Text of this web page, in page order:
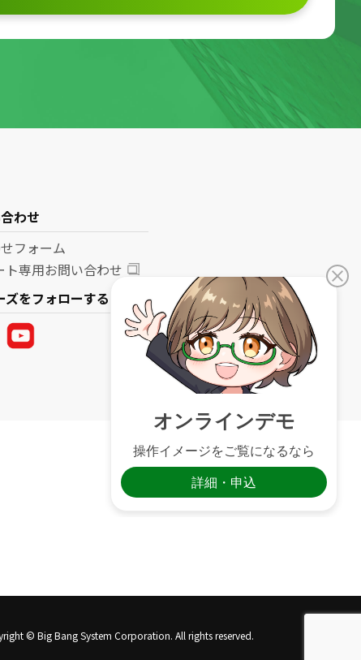
わせ
フォーム
専用お問い合わせ
をフォローする
© Big Bang System Corporation. All rights reserved.